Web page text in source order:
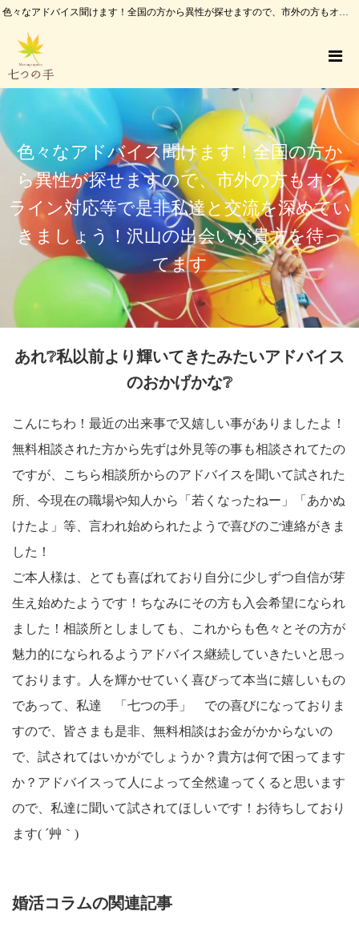
色々なアドバイス聞けます！全国の方から異性が探せますので、市外の方もオンライン対応等で是非私達と交流を深めていきましょう！沢山の出会いが貴方を待ってます
色々なアドバイス聞けます！全国の方か
ら異性が探せますので、市外の方もオン
ライン対応等で是非私達と交流を深めてい
きましょう！沢山の出会いが貴方を待っ
てます
あれ❔私以前より輝いてきたみたいアドバイス
のおかげかな❔
こんにちわ！最近の出来事で又嬉しい事がありましたよ！
無料相談された方から先ずは外見等の事も相談されてたの
ですが、こちら相談所からのアドバイスを聞いて試された
所、今現在の職場や知人から「若くなったねー」「あかぬ
けたよ」等、言われ始められたようで喜びのご連絡がきま
した！
ご本人様は、とても喜ばれており自分に少しずつ自信が芽
生え始めたようです！ちなみにその方も入会希望になられ
ました！相談所としましても、これからも色々とその方が
魅力的になられるようアドバイス継続していきたいと思っ
ております。人を輝かせていく喜びって本当に嬉しいもの
であって、私達 「七つの手」 での喜びになっておりま
すので、皆さまも是非、無料相談はお金がかからないの
で、試されてはいかがでしょうか？貴方は何で困ってます
か？アドバイスって人によって全然違ってくると思います
ので、私達に聞いて試されてほしいです！お待ちしており
ます( ´艸｀)
婚活コラムの関連記事